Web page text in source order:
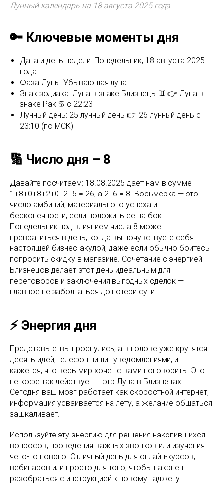
Лунный календарь на 18 августа 2025 года
🔑 Ключевые моменты дня
Дата и день недели: Понедельник, 18 августа 2025
года
Фаза Луны: Убывающая луна
Знак зодиака: Луна в знаке Близнецы ♊ 👉 Луна в
знаке Рак ♋ с 22:23
Лунный день: 25 лунный день 👉 26 лунный день c
23:10 (по МСК)
🔢 Число дня – 8
Давайте посчитаем: 18.08.2025 дает нам в сумме
1+8+0+8+2+0+2+5 = 26, а 2+6 = 8. Восьмерка — это
число амбиций, материального успеха и...
бесконечности, если положить ее на бок.
Понедельник под влиянием числа 8 может
превратиться в день, когда вы почувствуете себя
настоящей бизнес-акулой, даже если обычно боитесь
попросить скидку в магазине. Сочетание с энергией
Близнецов делает этот день идеальным для
переговоров и заключения выгодных сделок —
главное не заболтаться до потери сути.
⚡️ Энергия дня
Представьте: вы проснулись, а в голове уже крутятся
десять идей, телефон пищит уведомлениями, и
кажется, что весь мир хочет с вами поговорить. Это
не кофе так действует — это Луна в Близнецах!
Сегодня ваш мозг работает как скоростной интернет,
информация усваивается на лету, а желание общаться
зашкаливает.
Используйте эту энергию для решения накопившихся
вопросов, проведения важных звонков или изучения
чего-то нового. Отличный день для онлайн-курсов,
вебинаров или просто для того, чтобы наконец
разобраться с инструкцией к новому гаджету.